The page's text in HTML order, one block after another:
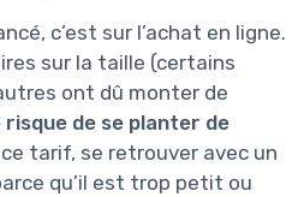
c’est sur l’achat en ligne.
sur la taille (certains
ont dû monter de
risque de se planter de
ce tarif, se retrouver avec un
qu’il est trop petit ou